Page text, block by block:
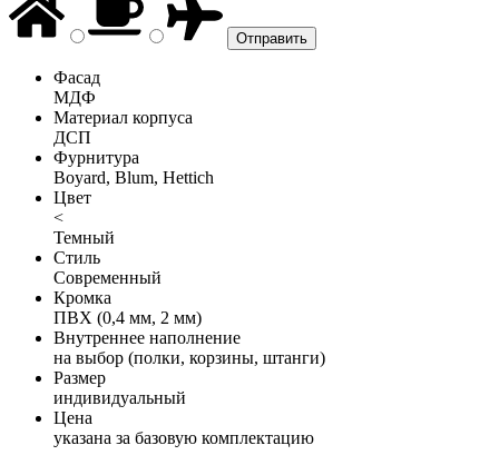
Фасад
МДФ
Материал корпуса
ДСП
Фурнитура
Boyard, Blum, Hettich
Цвет
<
Темный
Стиль
Современный
Кромка
ПВХ (0,4 мм, 2 мм)
Внутреннее наполнение
на выбор (полки, корзины, штанги)
Размер
индивидуальный
Цена
указана за базовую комплектацию